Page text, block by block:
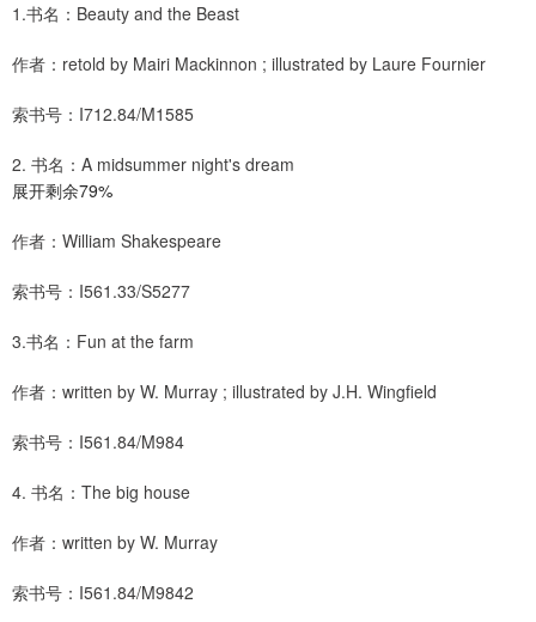
1.书名：Beauty and the Beast
作者：retold by Mairi Mackinnon ; illustrated by Laure Fournier
索书号：I712.84/M1585
2. 书名：A midsummer night's dream
展开剩余79%
作者：William Shakespeare
索书号：I561.33/S5277
3.书名：Fun at the farm
作者：written by W. Murray ; illustrated by J.H. Wingfield
索书号：I561.84/M984
4. 书名：The big house
作者：written by W. Murray
索书号：I561.84/M9842